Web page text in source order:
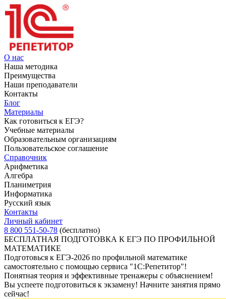
О нас
Наша методика
Преимущества
Наши преподаватели
Контакты
Блог
Материалы
Как готовиться к ЕГЭ?
Учебные материалы
Образовательным организациям
Пользовательское соглашение
Справочник
Арифметика
Алгебра
Планиметрия
Информатика
Русский язык
Контакты
Личный кабинет
8 800 551-50-78 (бесплатно)
БЕСПЛАТНАЯ ПОДГОТОВКА К ЕГЭ ПО ПРОФИЛЬНОЙ
МАТЕМАТИКЕ
Подготовься к ЕГЭ-2026 по профильной математике
самостоятельно с помощью сервиса "1С:Репетитор"!
Понятная теория и эффективные тренажеры с объяснением!
Вы успеете подготовиться к экзамену! Начните занятия прямо
сейчас!